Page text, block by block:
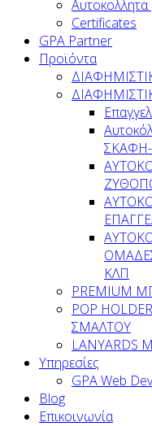
Αυτοκολλητα
Certificates
GPA Partner
Προϊόντα
ΚΛΠ
PREMIUM
POP
ΣΜΑΛΤΟΥ
Υπηρεσίες
GPA Web
Blog
Επικοινωνία